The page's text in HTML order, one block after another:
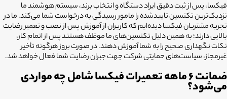
فیکسا، پس از ثبت دقیق ایراد دستگاه و انتخاب برند، سیستم هوشمند ما
نزدیک‌ترین تکنسین تاییدشده را مامور رسیدگی به درخواست شما می‌کند. ما در
تجربه مشتریان فیکسا دیده‌ایم که کاربران از آموزش پس از نصب و تعمیر رضایت
بالایی دارند؛ به همین دلیل تکنسین‌های ما موظف هستند پس از اتمام کار،
نکات نگهداری صحیح را به شما آموزش دهند. در صورت بروز هرگونه تأخیر
غیرمجاز، سیاست‌های حمایتی شرکت جهت جبران رضایت شما فعال خواهد شد.
ضمانت ۶ ماهه تعمیرات فیکسا شامل چه مواردی
می‌شود؟